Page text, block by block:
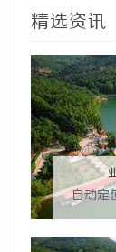
精选资讯
自动定